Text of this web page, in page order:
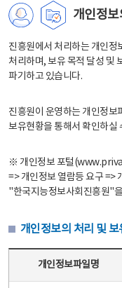
개인정보
진흥원에서 처리하는 개인정
처리하며, 보유 목적 달성 및
파기하고 있습니다.
진흥원이 운영하는 개인정보
보유현황을 통해서 확인하실
※ 개인정보 포털
=> 개인정보 열람등 요구 =>
"한국지능정보사회진흥원"
개인정보의 처리 및
개인정보파일명